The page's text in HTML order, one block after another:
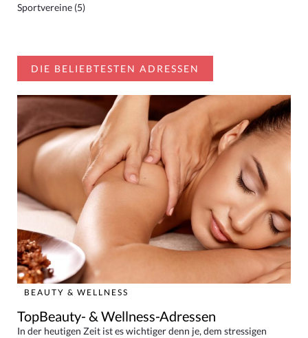
Sportvereine (5)
DIE BELIEBTESTEN ADRESSEN
BEAUTY & WELLNESS
TopBeauty- & Wellness-Adressen
In der heutigen Zeit ist es wichtiger denn je, dem stressigen